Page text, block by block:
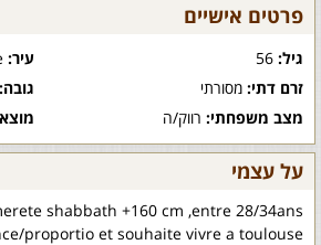
פרטים אישיים
גיל: עיר:Toulouse
זרם דתי: מסורתי גובה:
מצב משפחתי: רווק/ה
על עצמי
shabbath +160 cm ,entre 28/34ans
proportio et souhaite vivre a toulouse